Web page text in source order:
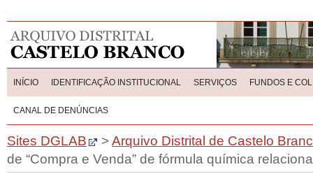
INÍCIO IDENTIFICAÇÃO INSTITUCIONAL SERVIÇOS FUNDOS E
CANAL DE DENÚNCIAS
Sites DGLAB >Arquivo Distrital de Castelo
de “Compra e Venda” de fórmula química